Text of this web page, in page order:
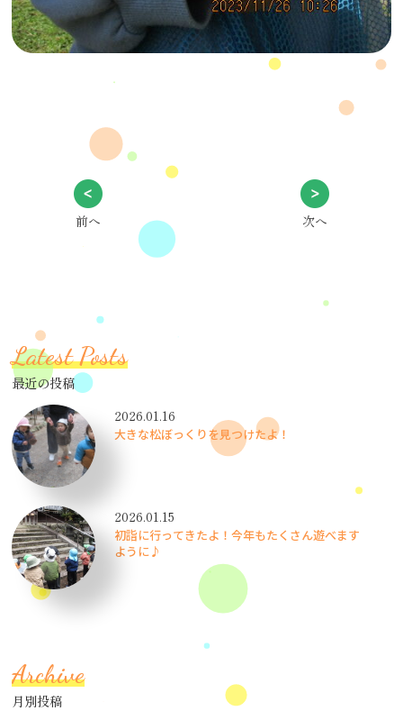
前へ 次へ
Latest Posts
最近の投稿
2026.01.16
大きな松ぼっくりを見つけたよ！
2026.01.15
初詣に行ってきたよ！今年もたくさん遊べます
ように♪
Archive
月別投稿